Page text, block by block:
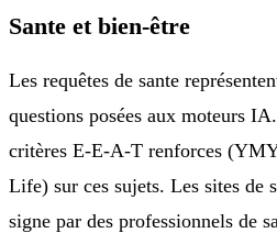
Sante et bien-être
Les requêtes de sante
questions posées aux moteurs
critères E-E-A-T renforces
Life) sur ces sujets. Les sites de
signe par des professionnels de